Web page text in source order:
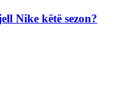
Nike këtë sezon?